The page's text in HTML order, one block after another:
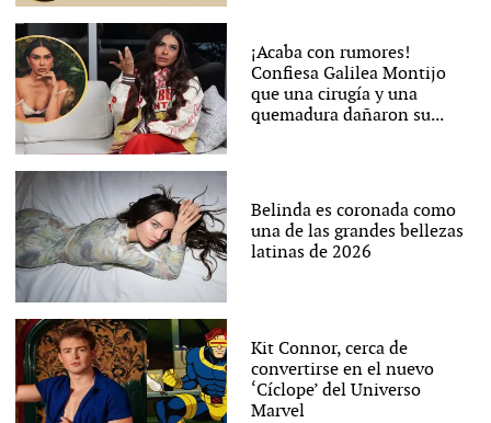
¡Acaba con rumores!
Confiesa Galilea Montijo
que una cirugía y una
quemadura dañaron su...
Belinda es coronada como
una de las grandes bellezas
latinas de 2026
Kit Connor, cerca de
convertirse en el nuevo
‘Cíclope’ del Universo
Marvel